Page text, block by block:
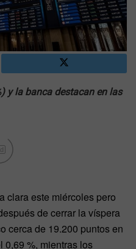
y la banca destacan en las
clara este miércoles pero
de cerrar la víspera
cerca de 19.200 puntos en
0,69 %, mientras los